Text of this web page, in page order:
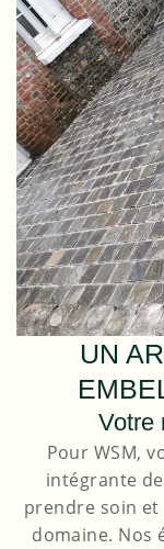
UN
Votre
Pour WSM,
intégrante
prendre soin et
domaine. Nos